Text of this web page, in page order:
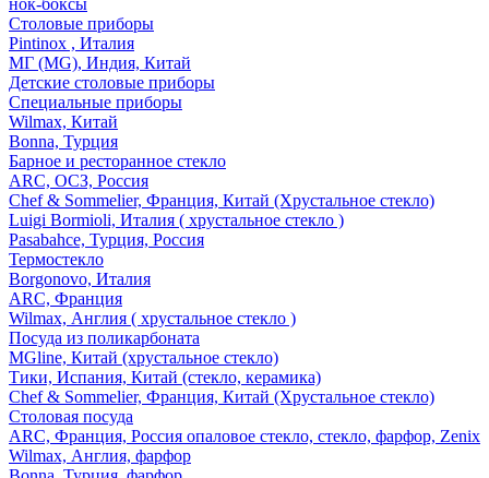
нок-боксы
Столовые приборы
Pintinox , Италия
МГ (MG), Индия, Китай
Детские столовые приборы
Специальные приборы
Wilmax, Китай
Bonna, Турция
Барное и ресторанное стекло
ARC, ОСЗ, Россия
Chef & Sommelier, Франция, Китай (Хрустальное стекло)
Luigi Bormioli, Италия ( хрустальное стекло )
Pasabahce, Турция, Россия
Термостекло
Borgonovo, Италия
ARC, Франция
Wilmax, Англия ( хрустальное стекло )
Посуда из поликарбоната
MGline, Китай (хрустальное стекло)
Тики, Испания, Китай (стекло, керамика)
Chef & Sommelier, Франция, Китай (Хрустальное стекло)
Столовая посуда
ARC, Франция, Россия опаловое стекло, стекло, фарфор, Zenix
Wilmax, Англия, фарфор